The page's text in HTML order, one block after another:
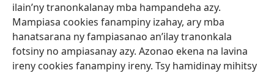
ilain’ny tranonkalanay mba hampandeha azy.
Mampiasa cookies fanampiny izahay, ary mba
hanatsarana ny fampiasanao an’ilay tranonkala
fotsiny no ampiasanay azy. Azonao ekena na lavina
ireny cookies fanampiny ireny. Tsy hamidinay mihitsy
FITEHIRIZAM-BOKIN’NY Vavolombelon’i Jehovah
(manokatra
rohy)
JW Hub
(manokatra
rohy)
JW Library